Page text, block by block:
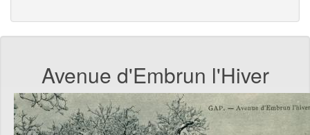
Avenue d'Embrun l'Hiver